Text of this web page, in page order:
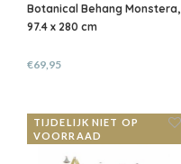
Botanical Behang Monstera,
97.4 x 280 cm
€69,95
TIJDELIJK NIET OP
VOORRAAD